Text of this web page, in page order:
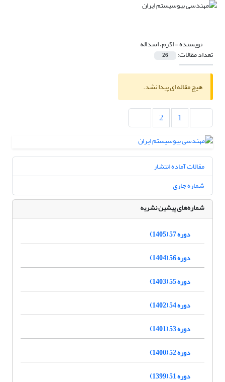
نویسنده =اکرم، اسداله
تعداد مقالات: 26
هیچ مقاله ای پیدا نشد.
1
2
مقالات آماده انتشار
شماره جاری
شماره‌های پیشین نشریه
دوره 57 (1405)
دوره 56 (1404)
دوره 55 (1403)
دوره 54 (1402)
دوره 53 (1401)
دوره 52 (1400)
دوره 51 (1399)